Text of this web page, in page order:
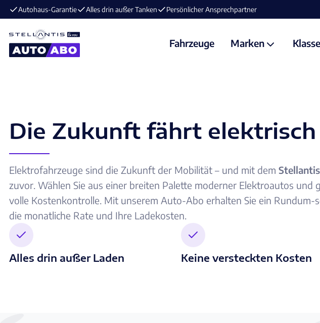
E-Mobilität im Angebot ⚡️ jetzt aufladen und losfahren!
Fahrzeuge Marken Klasse
Die Zukunft fährt elektrisch
Elektrofahrzeuge sind die Zukunft der Mobilität – und mit dem
zuvor. Wählen Sie aus einer breiten Palette moderner Elektroautos
volle Kostenkontrolle. Mit unserem Auto-Abo erhalten Sie ein
die monatliche Rate und Ihre Ladekosten.
Alles drin außer Laden Keine versteckten Kosten